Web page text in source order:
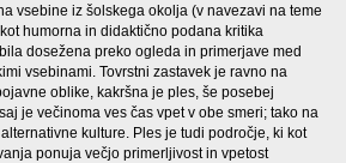
vsebine iz šolskega okolja (v navezavi na teme
humorna in didaktično podana kritika
dosežena preko ogleda in primerjave med
vsebinami. Tovrstni zastavek je ravno na
oblike, kakršna je ples, še posebej
je večinoma ves čas vpet v obe smeri; tako na
kulture. Ples je tudi področje, ki kot
ponuja večjo primerljivost in vpetost